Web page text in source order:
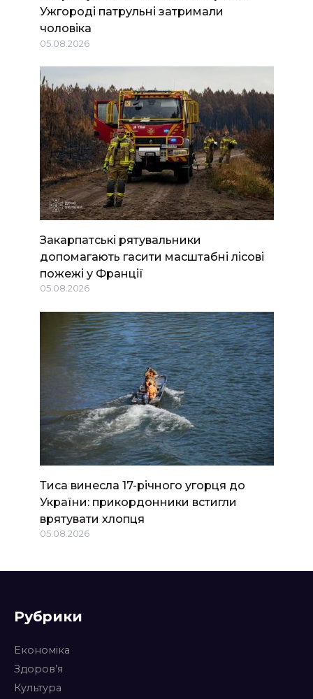
Ужгороді патрульні затримали
чоловіка
05.08.2026
Закарпатські рятувальники
допомагають гасити масштабні лісові
пожежі у Франції
05.08.2026
Тиса винесла 17-річного угорця до
України: прикордонники встигли
врятувати хлопця
05.08.2026
Рубрики
Економіка
Здоров’я
Культура